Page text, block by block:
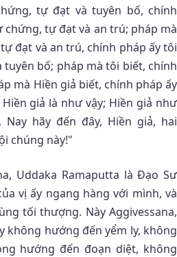
tự đạt và tuyên bố, chính
tự đạt và an trú; pháp mà
đạt và an trú, chính pháp ấy tôi
bố; pháp mà tôi biết, chính
mà Hiền giả biết, chính pháp ấy
giả là như vậy; Hiền giả như
hãy đến đây, Hiền giả, hai
chúng này!"
Uddaka Ramaputta là Ðạo Sư
vị ấy ngang hàng với mình, và
tối thượng. Này Aggivessana,
không hướng đến yểm ly, không
hướng đến đoạn diệt, không